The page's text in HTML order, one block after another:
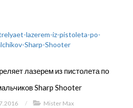
лазерем из пистолета по
Sharp Shooter
/ Mister Max